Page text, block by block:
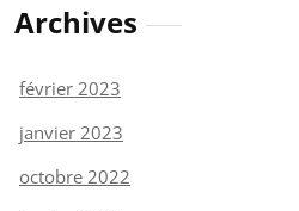
Archives
février 2023
janvier 2023
octobre 2022